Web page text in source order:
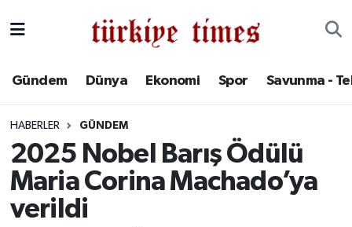
Gündem Dünya Ekonomi Spor Savunma -
HABERLER GÜNDEM
2025 Nobel Barış Ödülü
Maria Corina Machado’ya
verildi
Spor
Savunma - Teknoloji
Süper Lig Puan Durumu ve Fikstür
Tüm Manşetler
Son Dakika Haberleri